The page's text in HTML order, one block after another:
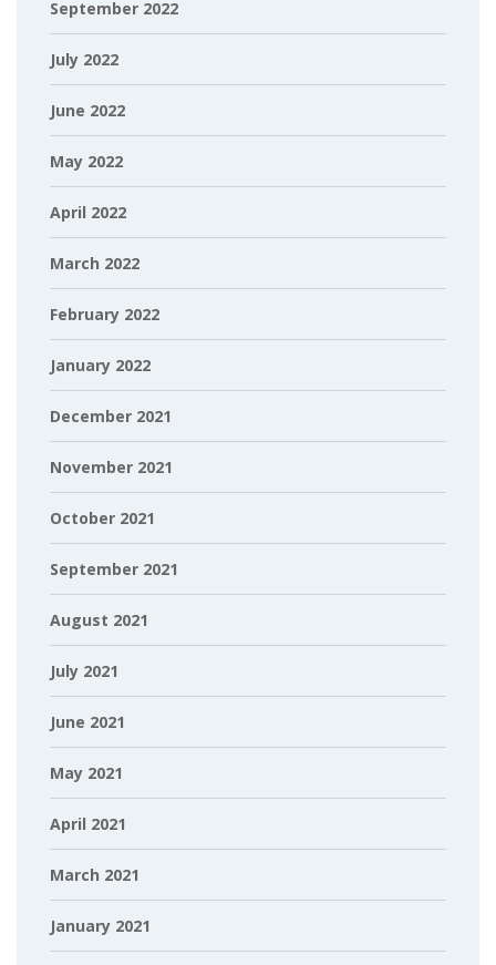
September 2022
July 2022
June 2022
May 2022
April 2022
March 2022
February 2022
January 2022
December 2021
November 2021
October 2021
September 2021
August 2021
July 2021
June 2021
May 2021
April 2021
March 2021
January 2021